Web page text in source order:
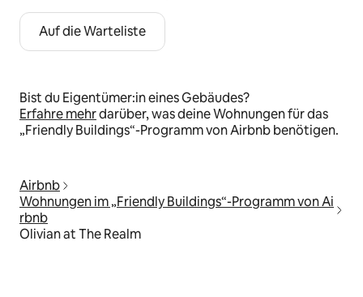
Auf die Warteliste
Bist du Eigentümer:in eines Gebäudes?
Erfahre mehrdarüber, was deine Wohnungen für das
„Friendly Buildings“-Programm von Airbnb benötigen.
Airbnb
Wohnungen im „Friendly Buildings“-Programm von Ai
rbnb
Olivian at The Realm